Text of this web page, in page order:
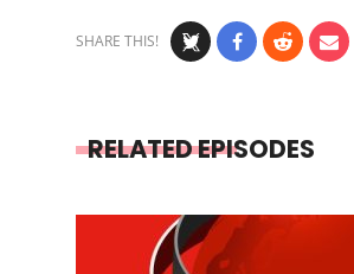
SHARE THIS!
RELATED EPISODES